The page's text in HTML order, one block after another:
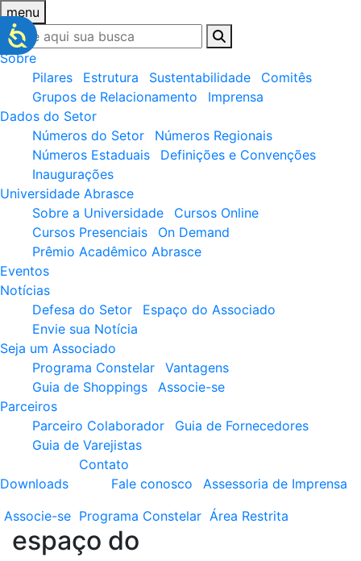
menu
Sobre
Pilares
Estrutura Sustentabilidade
Comitês
Grupos de Relacionamento
Imprensa
Dados do Setor
Números do Setor
Números Regionais
Números Estaduais
Definições e Convenções
Inaugurações
Universidade Abrasce
Sobre a Universidade
Cursos Online
Cursos Presenciais
On Demand
Prêmio Acadêmico Abrasce
Eventos
Notícias
Defesa do Setor
Espaço do Associado
Envie sua Notícia
Seja um Associado
Programa Constelar
Vantagens
Guia de Shoppings
Associe-se
Parceiros
Parceiro Colaborador
Guia de Fornecedores
Guia de Varejistas
Downloads
Contato
Fale conosco
Assessoria de Imprensa
Associe-se Programa Constelar Área Restrita
espaço do